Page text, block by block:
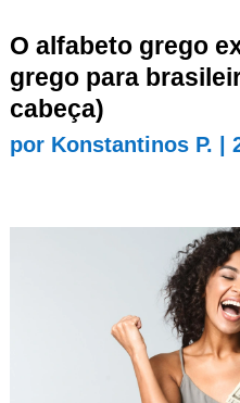
O alfabeto grego
grego para
cabeça)
por Konstantinos P.